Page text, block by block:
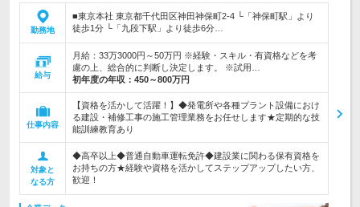
勤務地
■東京本社 東京都千代田区神田神保町2-4 └「神保町駅」より
徒歩1分 └「九段下駅」より徒歩6分…
給与
月給：33万3000円～50万円 ※経験・スキル・有資格などを考
慮の上、総合的に判断し決定します。 ※試用…
初年度の年収： 450～800万円
仕事内容
【資格を活かして活躍！】◆発電所や各種プラント設備におけ
る建設・補修工事の施工管理業務をお任せします★定期的な技
能訓練教育あり
対象と
なる方
◆高卒以上◆普通自動車運転免許◆建設業に関わる保有資格を
お持ちの方★経験や資格を活かしてステップアップしたい方、
歓迎！